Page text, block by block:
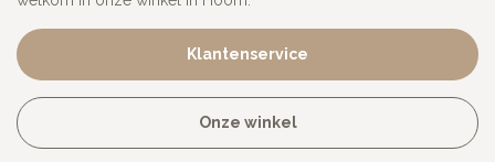
Klantenservice
Onze winkel